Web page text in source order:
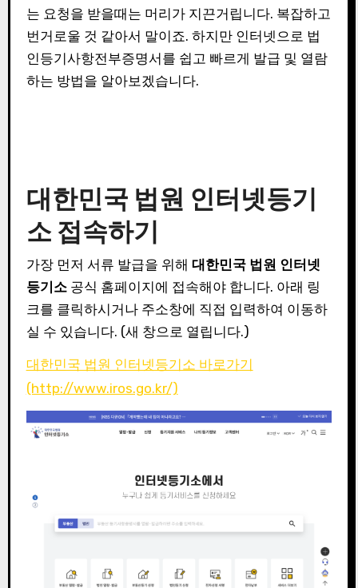
는 요청을 받을때는 머리가 지끈거립니다. 복잡하고
번거로울 것 같아서 말이죠. 하지만 인터넷으로 법
인등기사항전부증명서를 쉽고 빠르게 발급 및 열람
하는 방법을 알아보겠습니다.
대한민국 법원 인터넷등기
소 접속하기
가장 먼저 서류 발급을 위해 대한민국 법원 인터넷
등기소공식 홈페이지에 접속해야 합니다. 아래 링
크를 클릭하시거나 주소창에 직접 입력하여 이동하
실 수 있습니다. (새 창으로 열립니다.)
대한민국 법원 인터넷등기소 바로가기
(http://www.iros.go.kr/)